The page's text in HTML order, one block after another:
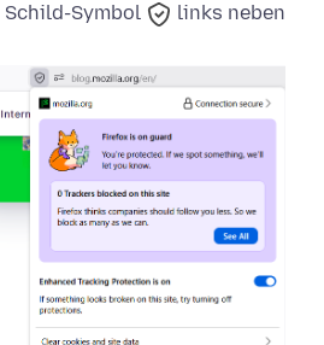
Schild-Symbol
links neben